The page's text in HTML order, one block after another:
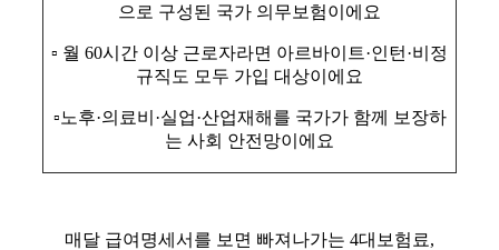
으로 구성된 국가 의무보험이에요
▫️ 월 60시간 이상 근로자라면 아르바이트·인턴·비정
규직도 모두 가입 대상이에요
▫️노후·의료비·실업·산업재해를 국가가 함께 보장하
는 사회 안전망이에요
매달 급여명세서를 보면 빠져나가는 4대보험료,